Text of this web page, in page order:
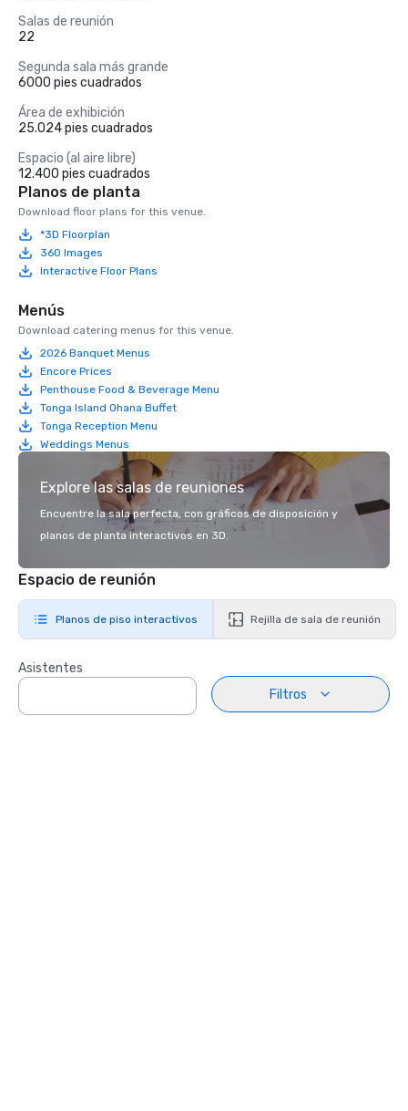
Salas de reunión
22
Segunda sala más grande
6000 pies cuadrados
Área de exhibición
25.024 pies cuadrados
Espacio (al aire libre)
12.400 pies cuadrados
Planos de planta
Download floor plans for this venue.
*3D Floorplan
360 Images
Interactive Floor Plans
Menús
Download catering menus for this venue.
2026 Banquet Menus
Encore Prices
Penthouse Food & Beverage Menu
Tonga Island Ohana Buffet
Tonga Reception Menu
Weddings Menus
Explore las salas de reuniones
Encuentre la sala perfecta, con gráficos de disposición y
planos de planta interactivos en 3D.
Espacio de reunión
Planos de piso interactivos Rejilla de sala de reunión
Asistentes
Filtros